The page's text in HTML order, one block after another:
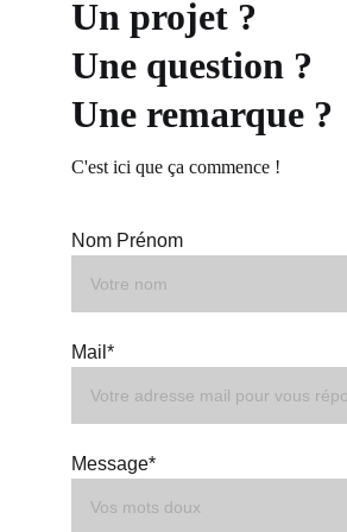
Un projet ?
Une question ?
Une remarque ?
Nom Prénom
Mail*
Message*
C'est ici que ça commence !